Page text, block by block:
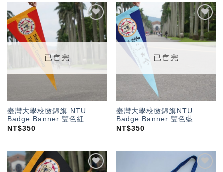
加入
「願
望輕
已售完
臺灣大學校徽錦旗 NTU
Badge Banner 雙色紅
NT$350
加入
「願
望輕
已售完
臺灣大學校徽錦旗NTU
Badge Banner 雙色藍
NT$350